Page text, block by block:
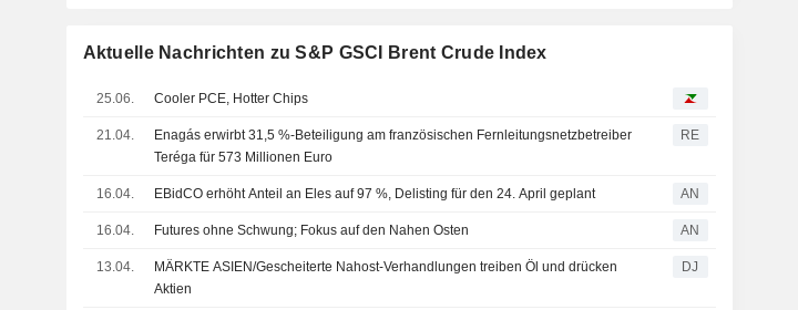
Aktuelle Nachrichten zu S&P GSCI Brent Crude Index
25.06. Cooler PCE, Hotter Chips
21.04.
Enagás erwirbt 31,5 %-Beteiligung am französischen Fernleitungsnetzbetreiber
Teréga für 573 Millionen Euro
RE
16.04. EBidCO erhöht Anteil an Eles auf 97 %, Delisting für den 24. April geplant AN
16.04. Futures ohne Schwung; Fokus auf den Nahen Osten AN
13.04.
MÄRKTE ASIEN/Gescheiterte Nahost-Verhandlungen treiben Öl und drücken
Aktien
DJ